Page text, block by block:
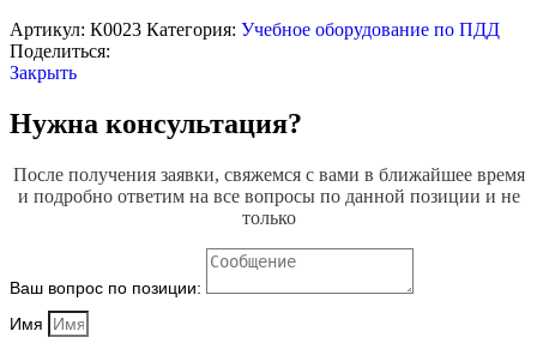
Артикул: К0023 Категория: Учебное оборудование по ПДД
Поделиться:
Закрыть
Нужна консультация?
После получения заявки, свяжемся с вами в ближайшее время
и подробно ответим на все вопросы по данной позиции и не
только
Ваш вопрос по позиции:
Имя